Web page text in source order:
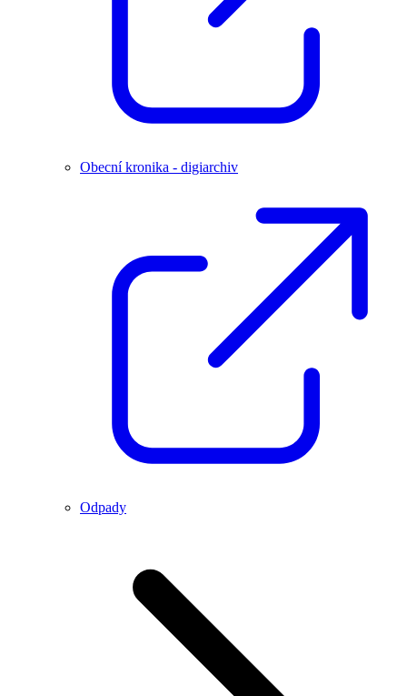
Obecní kronika - digiarchiv
Odpady